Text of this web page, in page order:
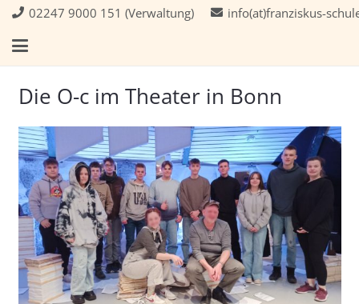
02247 9000 151 (Verwaltung) info(at)franziskus-
Die O-c im Theater in Bonn